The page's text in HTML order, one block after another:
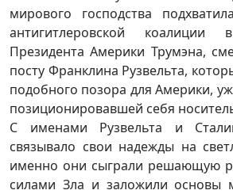
мирового господства
антигитлеровской
Президента Америки Трумэна,
посту Франклина Рузвельта,
подобного позора для Америки,
позиционировавшей себя
С именами Рузвельта и
связывало свои надежды на
именно они сыграли решающую
силами Зла и заложили основы